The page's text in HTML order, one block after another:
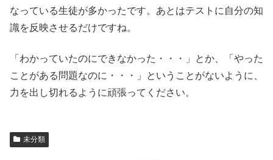
なっている生徒が多かったです。あとはテストに自分の知
識を反映させるだけですね。
「わかっていたのにできなかった・・・」とか、「やった
ことがある問題なのに・・・」ということがないように、
力を出し切れるように頑張ってください。
未分類